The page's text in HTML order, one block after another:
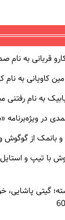
قربانی به نام
کاویانی به نام
به نام رفتنی
در ویژه‌برنامه
بانمک از
گیتی پاشایی،